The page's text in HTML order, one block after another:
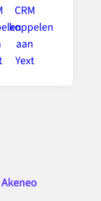
Akeneo